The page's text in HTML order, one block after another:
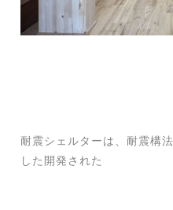
耐震シェルターは、耐震構
した開発された